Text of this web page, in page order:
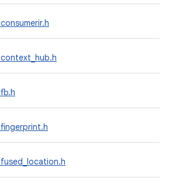
consumerir.h
context_hub.h
fb.h
fingerprint.h
fused_location.h